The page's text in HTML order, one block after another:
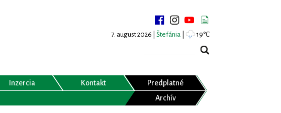
7. august 2026 | Štefánia 19°C
Inzercia Kontakt
Predplatné
Archív